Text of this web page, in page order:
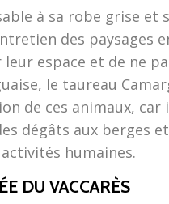
à sa robe grise
des
espace et de ne
le taureau
de ces animaux,
dégâts aux berges
humaines.
DU VACCARÈS